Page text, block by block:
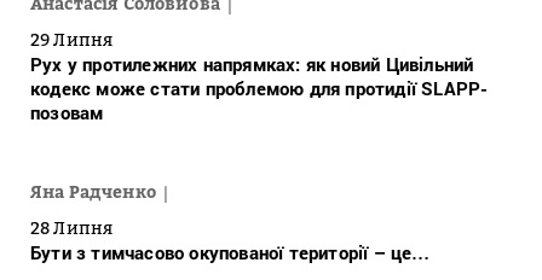
29 Липня
Рух у протилежних напрямках: як новий Цивільний
кодекс може стати проблемою для протидії SLAPP-
позовам
Яна Радченко
28 Липня
Бути з тимчасово окупованої території – це…